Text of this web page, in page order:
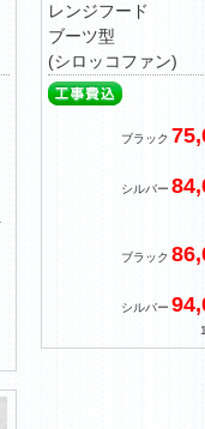
レンジフード
ブーツ型
(シロッコファン)
ブラック
シルバー
ブラック
シルバー